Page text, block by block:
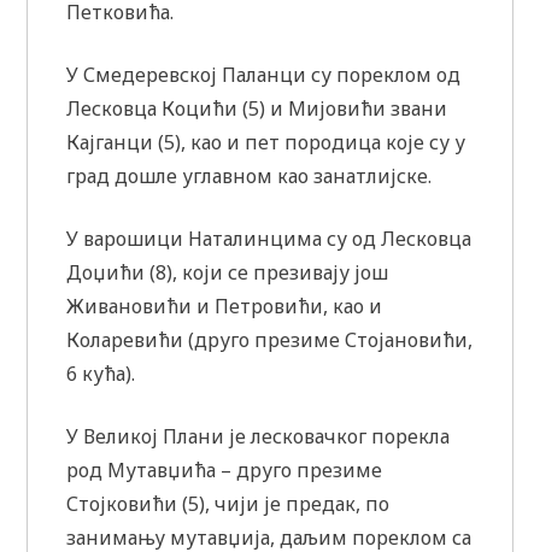
Петковића.
У Смедеревској Паланци су пореклом од
Лесковца Коцићи (5) и Мијовићи звани
Кајганци (5), као и пет породица које су у
град дошле углавном као занатлијске.
У варошици Наталинцима су од Лесковца
Доџићи (8), који се презивају још
Живановићи и Петровићи, као и
Коларевићи (друго презиме Стојановићи,
6 кућа).
У Великој Плани је лесковачког порекла
род Мутавџића – друго презиме
Стојковићи (5), чији је предак, по
занимању мутавџија, даљим пореклом са